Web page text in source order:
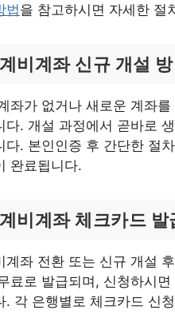
법을 참고하시면 자세한 절
비계좌 신규 개설
좌가 없거나 새로운 계좌
다. 개설 과정에서 곧바로
다. 본인인증 후 간단한 절
완료됩니다.
비계좌 체크카드 발
계좌 전환 또는 신규 개설
료로 발급되며, 신청하시
. 각 은행별로 체크카드 신